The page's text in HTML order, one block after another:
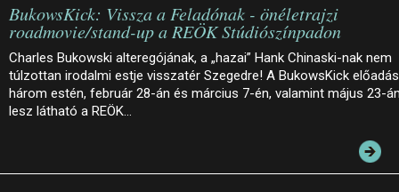
BukowsKick: Vissza a Feladónak - önéletrajzi
roadmovie/stand-up a REÖK Stúdiószínpadon
Charles Bukowski alteregójának, a „hazai” Hank Chinaski-nak nem
túlzottan irodalmi estje visszatér Szegedre! A BukowsKick
három estén, február 28-án és március 7-én, valamint május 23-
lesz látható a REÖK…